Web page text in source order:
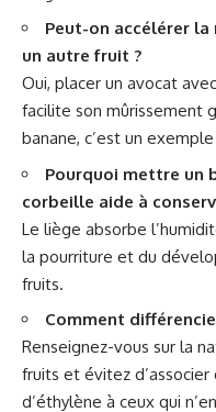
Peut-on accélérer la
un autre fruit ?
Oui, placer un avocat
facilite son mûrissement
banane, c’est un
Pourquoi mettre un
corbeille aide à
Le liège absorbe
la pourriture et du
fruits.
Comment
Renseignez-vous sur la
fruits et évitez
d’éthylène à ceux qui